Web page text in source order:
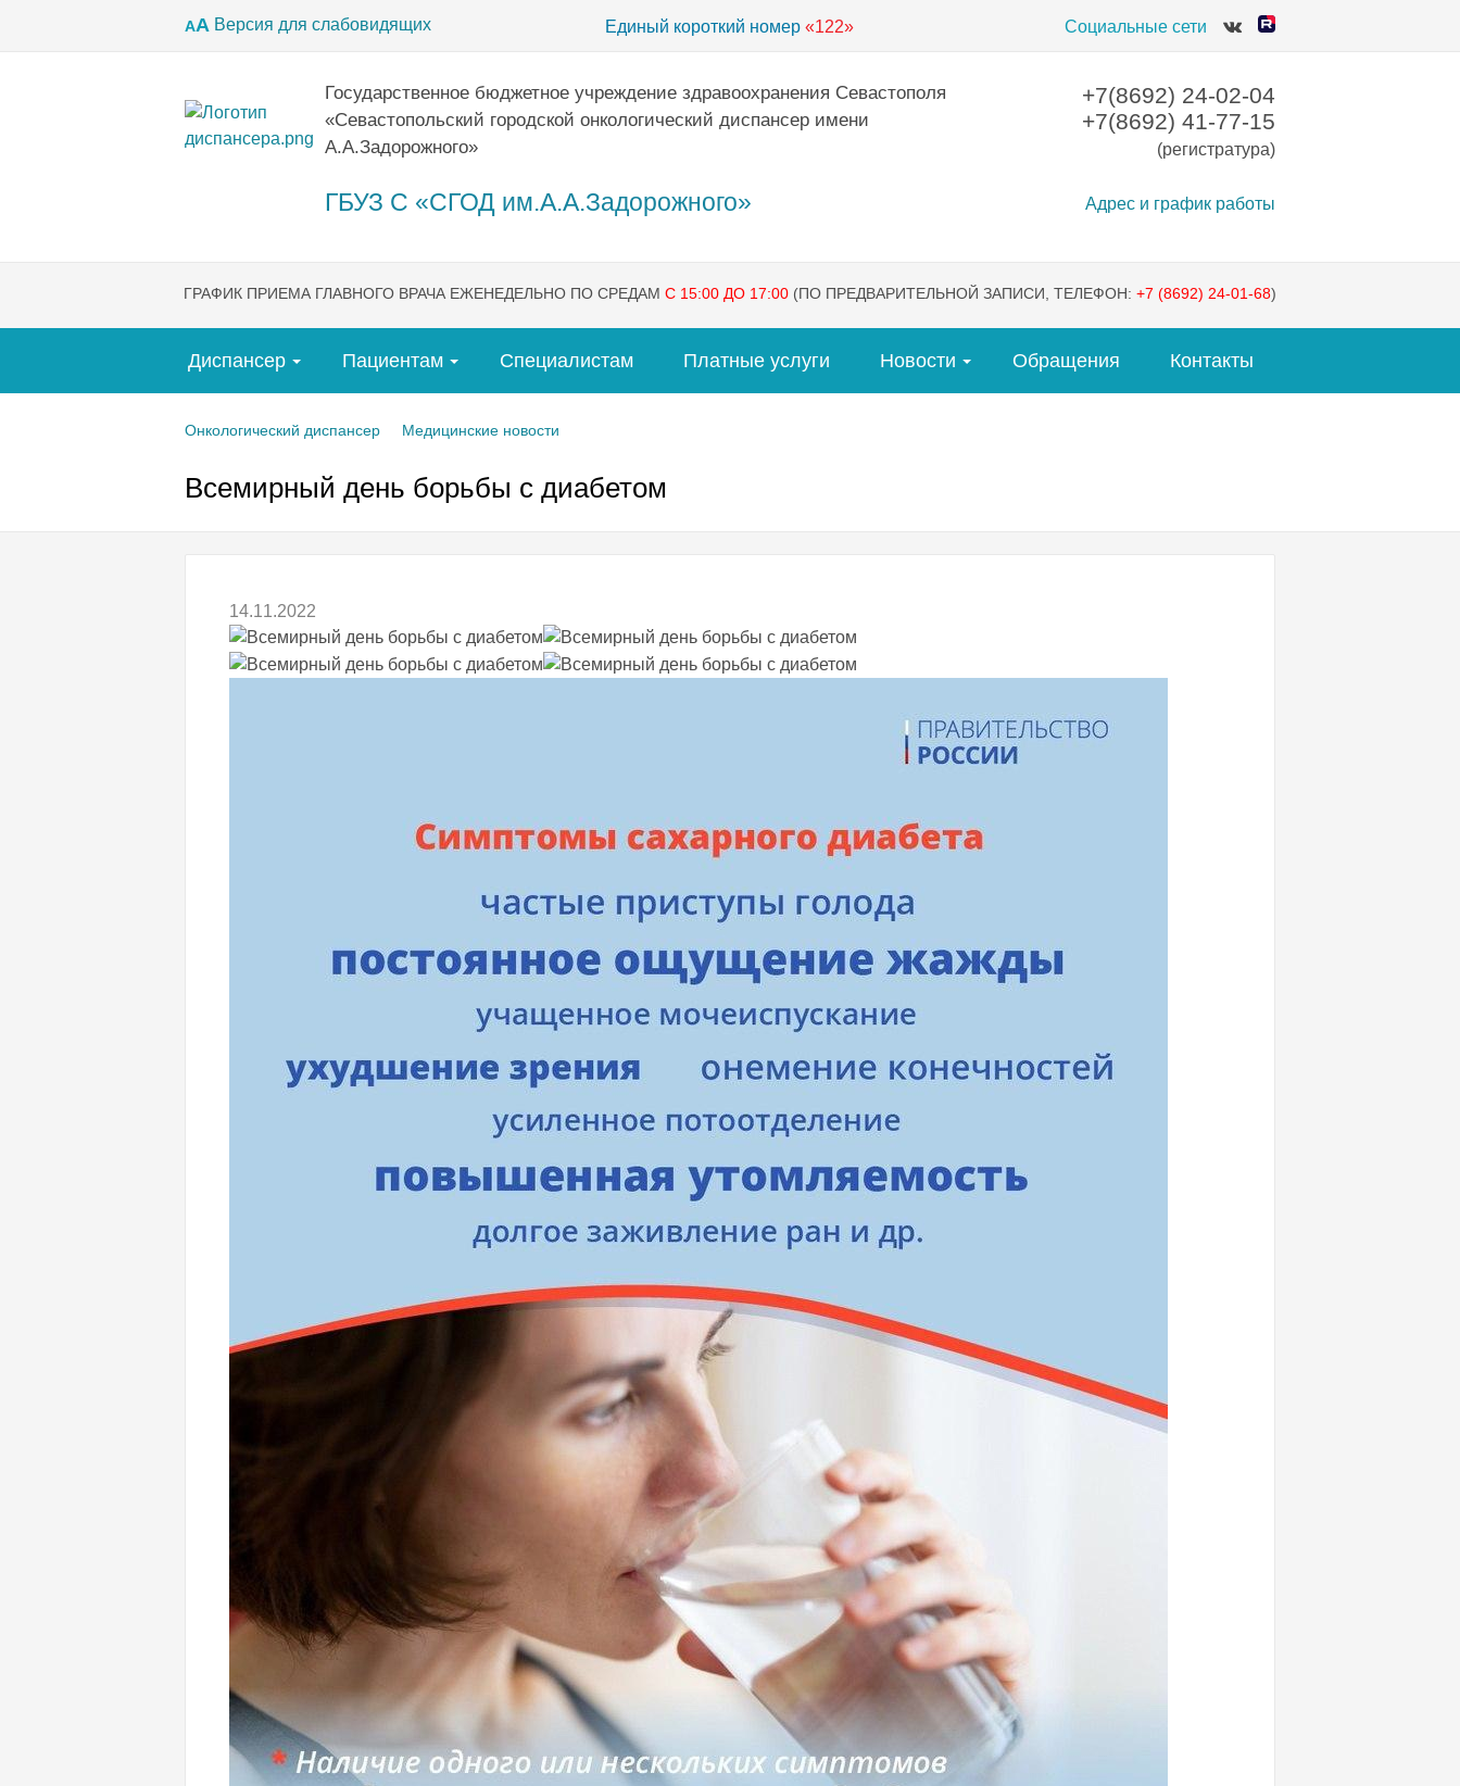
АА Версия для слабовидящих Единый короткий номер «122» Социальные сети
Государственное бюджетное учреждение здравоохранения Севастополя
«Севастопольский городской онкологический диспансер имени
А.А.Задорожного»
ГБУЗ С «СГОД им.А.А.Задорожного»
+7(8692) 24-02-04
+7(8692) 41-77-15
(регистратура)
Адрес и график работы
ГРАФИК ПРИЕМА ГЛАВНОГО ВРАЧА ЕЖЕНЕДЕЛЬНО ПО СРЕДАМ С 15:00 ДО 17:00 (ПО ПРЕДВАРИТЕЛЬНОЙ ЗАПИСИ, ТЕЛЕФОН: +7 (8692) 24-01-68)
Диспансер Пациентам Специалистам Платные услуги Новости Обращения Контакты
Онкологический диспансер Медицинские новости
Всемирный день борьбы с диабетом
14.11.2022